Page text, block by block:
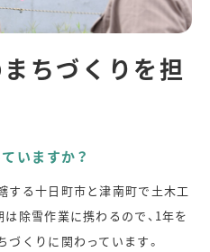
ちづくりを担
いますか？
する十日町市と津南町で土木工
除雪作業に携わるので、1年を
くりに関わっています。